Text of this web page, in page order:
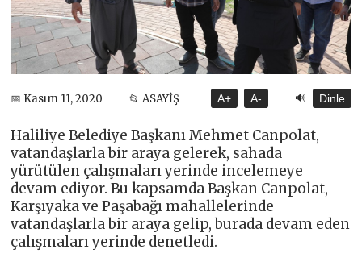
📅 Kasım 11, 2020 📂 ASAYİŞ A+ A- 🔊 Dinle
Haliliye Belediye Başkanı Mehmet Canpolat,
vatandaşlarla bir araya gelerek, sahada
yürütülen çalışmaları yerinde incelemeye
devam ediyor. Bu kapsamda Başkan Canpolat,
Karşıyaka ve Paşabağı mahallelerinde
vatandaşlarla bir araya gelip, burada devam eden
çalışmaları yerinde denetledi.